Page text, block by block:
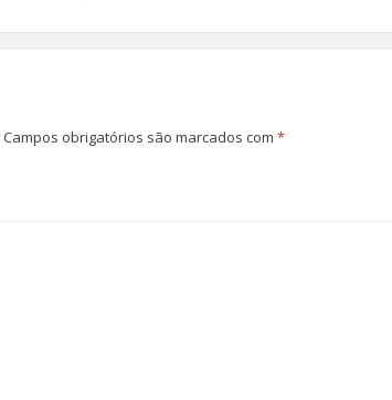
Campos obrigatórios são marcados com *